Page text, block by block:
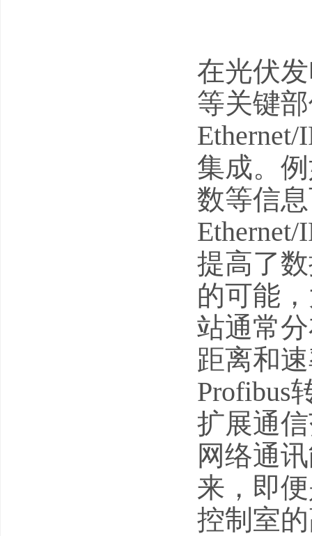
在光伏
等关键
集成。
数等信
提高了
的可能
站通常
距离和
Profibus
扩展通
网络通
来，即
控制室